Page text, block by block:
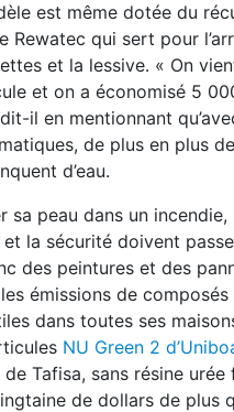
est même dotée du
Rewatec qui sert pour
et la lessive. « On
et on a économisé 5
il en mentionnant
de plus en plus
d’eau.
sa peau dans un incendie,
la sécurité doivent
des peintures et des
émissions de composés
dans toutes ses
NU Green 2
de Tafisa, sans résine urée
de dollars de plus